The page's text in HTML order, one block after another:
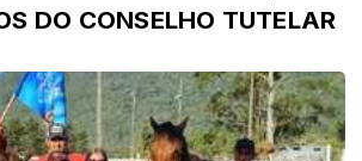
DO CONSELHO TUTELAR